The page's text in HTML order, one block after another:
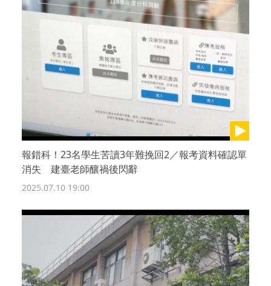
報錯科！23名學生苦讀3年難挽回2／報考資料確認單
消失 建臺老師釀禍後閃辭
2025.07.10 19:00